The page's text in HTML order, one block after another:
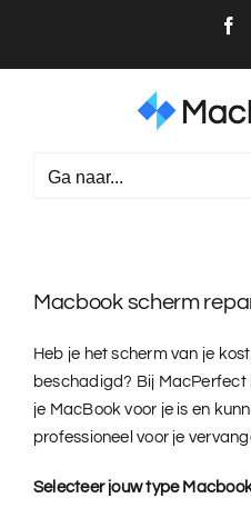
inhoud
Ga naar...
Macbook scherm
Heb je het scherm van je
beschadigd? Bij
je MacBook voor je is en
professioneel voor je
Selecteer jouw type